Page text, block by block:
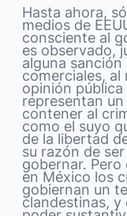
Hasta ahora,
medios de
consciente al
es observado,
alguna
comerciales, al
opinión
representan
contener al
como el suyo
de la libertad
su razón de
gobernar.
en México los
gobiernan un
clandestinas,